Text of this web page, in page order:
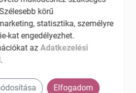
körű
statisztika, személyre
kat engedélyezhet.
az Adatkezelési
Elfogadom